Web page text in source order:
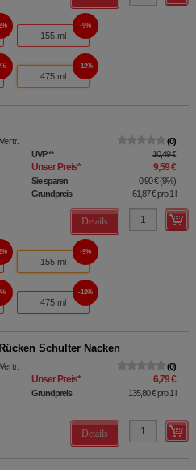
155 ml
9%
475 ml
12%
0
UVP** 10,49 €
Unser Preis* 9,59 €
Sie sparen 0,90 €(9%)
Grundpreis
61,87 €pro 1 l
Details
155 ml
9%
475 ml
12%
Schulter Nacken
0
Unser Preis* 6,79 €
Grundpreis 135,80 €pro 1 l
Details